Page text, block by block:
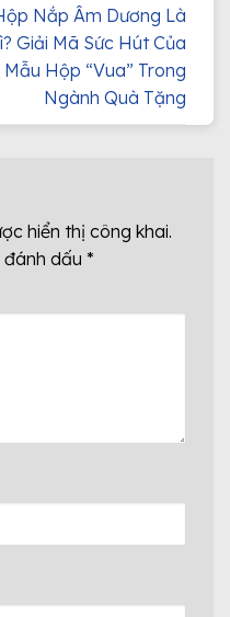
Nắp Âm Dương Là
Giải Mã Sức Hút Của
Mẫu Hộp “Vua” Trong
Ngành Quà Tặng
hiển thị công khai.
dấu *